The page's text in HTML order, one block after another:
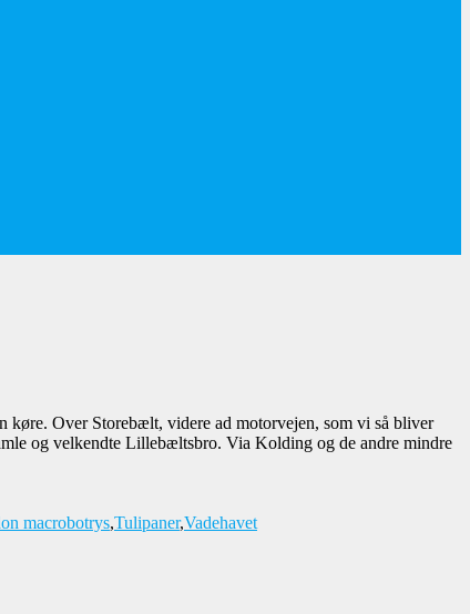
Over Storebælt, videre ad motorvejen, som vi så bliver
og velkendte Lillebæltsbro. Via Kolding og de andre mindre
macrobotrys,Tulipaner,Vadehavet